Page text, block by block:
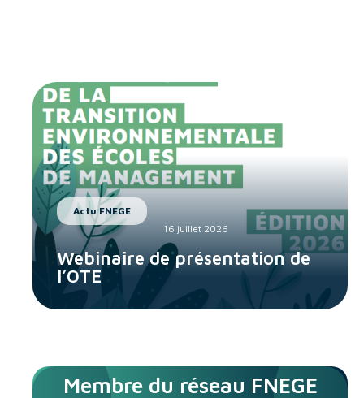
Actu FNEGE
16 juillet 2026
Webinaire de présentation de
l’OTE
Membre du réseau FNEGE